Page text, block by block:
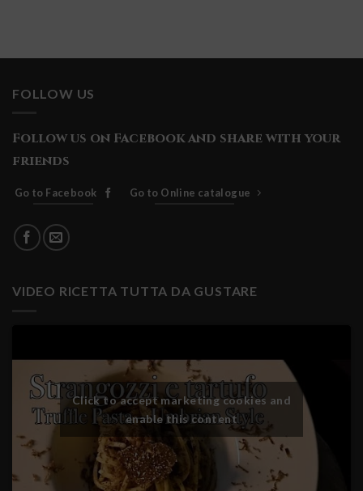
FOLLOW US
Follow us on Facebook and share with your
friends
Go to Facebook Go to Online catalogue
VIDEO RICETTA TUTTA DA GUSTARE
Click to accept marketing cookies and
enable this content